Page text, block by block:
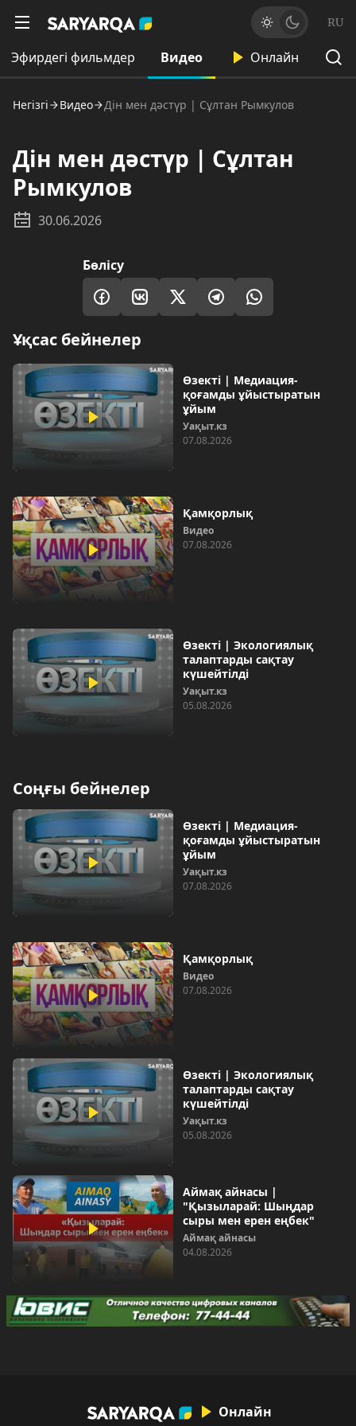
RU
Эфирдегі фильмдер Видео Онлайн
Негізгі Видео Дін мен дәстүр | Сұлтан Рымкулов
Дін мен дәстүр | Сұлтан
Рымкулов
30.06.2026
Бөлісу
Ұқсас бейнелер
Өзекті | Медиация-
қоғамды ұйыстыратын
ұйым
Уақыт.кз
07.08.2026
Қамқорлық
Видео
07.08.2026
Өзекті | Экологиялық
талаптарды сақтау
күшейтілді
Уақыт.кз
05.08.2026
Соңғы бейнелер
Өзекті | Медиация-
қоғамды ұйыстыратын
ұйым
Уақыт.кз
07.08.2026
Қамқорлық
Видео
07.08.2026
Өзекті | Экологиялық
талаптарды сақтау
күшейтілді
Уақыт.кз
05.08.2026
Аймақ айнасы |
"Қызыларай: Шыңдар
сыры мен ерен еңбек"
Аймақ айнасы
04.08.2026
Онлайн